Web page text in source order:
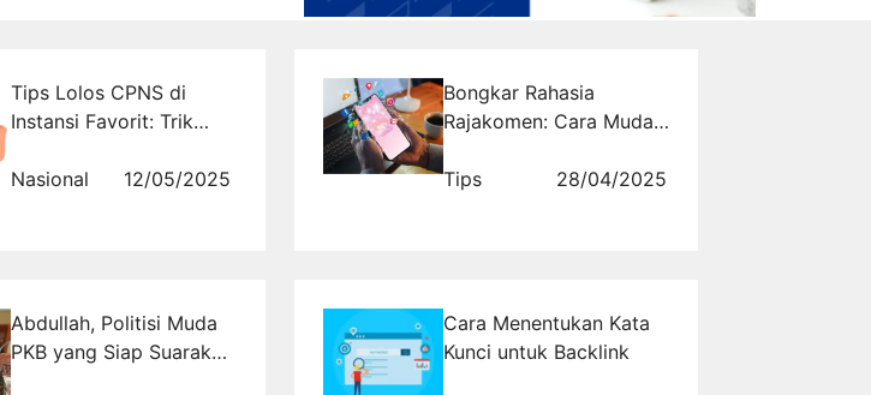
Tips Lolos CPNS di
Instansi Favorit: Trik
Tepat Untuk Calon ASN
Nasional 12/05/2025
Bongkar Rahasia
Rajakomen: Cara Mudah
Meledak
Tips 28/04/2025
Abdullah, Politisi Muda
PKB yang Siap Suarakan
Cara Menentukan Kata
Kunci untuk Backlink